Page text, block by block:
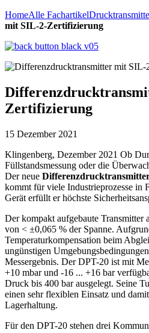
HomeAlle Fachartikel
mit SIL-2-Zertifizierung
Zertifizierung
15 Dezember 2021
Klingenberg, Dezember 2021 Ob
Füllstandsmessung oder die
Der neue
kommt für viele Industrieprozesse in
Gerät erfüllt er höchste
Der kompakt aufgebaute Transmitter
von < ±0,065 % der Spanne.
Temperaturkompensation beim
ungünstigen
Messergebnis. Der DPT-20 ist mit
+10 mbar und -16 ... +16 bar
Druck bis 400 bar ausgelegt. Seine
einen sehr flexiblen Einsatz und
Lagerhaltung.
Für den DPT-20 stehen drei